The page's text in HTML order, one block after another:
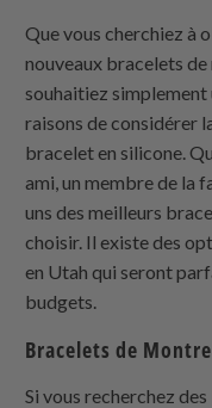
Que vous cherchiez à
nouveaux bracelets
souhaitiez simplement
raisons de considérer
bracelet en silicone.
ami, un membre de la
uns des meilleurs
choisir. Il existe des
en Utah qui seront
budgets.
Bracelets de
Si vous recherchez des